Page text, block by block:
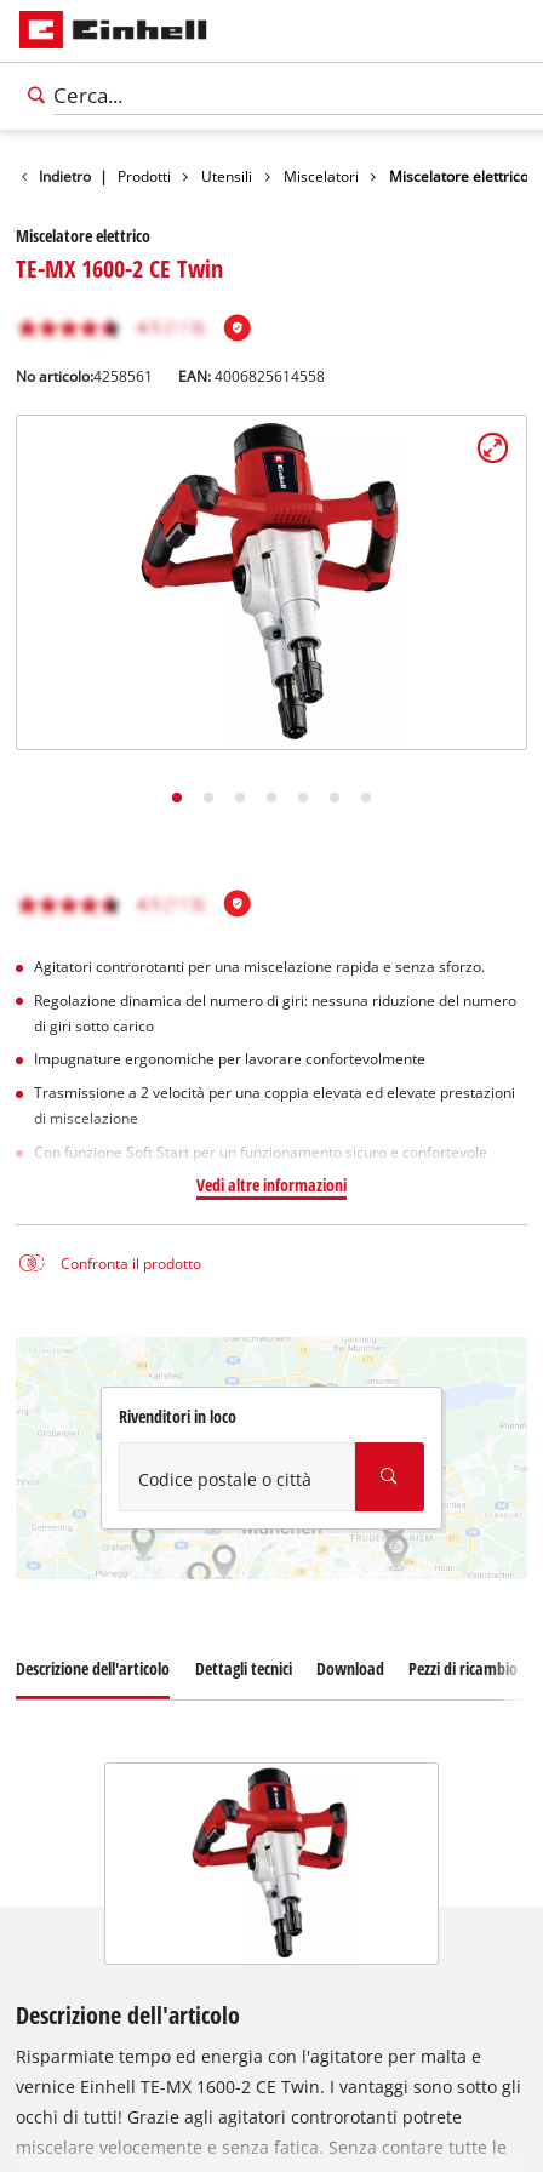
Indietro | Prodotti Utensili Miscelatori Miscelatore elettrico
Miscelatore elettrico
TE-MX 1600-2 CE Twin
No articolo:4258561 EAN:4006825614558
Agitatori controrotanti per una miscelazione rapida e senza sforzo.
Regolazione dinamica del numero di giri: nessuna riduzione del numero
di giri sotto carico
Impugnature ergonomiche per lavorare confortevolmente
Trasmissione a 2 velocità per una coppia elevata ed elevate prestazioni
di miscelazione
Con funzione Soft Start per un funzionamento sicuro e confortevole
Vedi altre informazioni
Confronta il prodotto
Rivenditori in loco
Codice postale o città
Descrizione dell'articolo Dettagli tecnici Download Pezzi di ricambio
Descrizione dell'articolo
Risparmiate tempo ed energia con l'agitatore per malta e
vernice Einhell TE-MX 1600-2 CE Twin. I vantaggi sono sotto gli
occhi di tutti! Grazie agli agitatori controrotanti potrete
miscelare velocemente e senza fatica. Senza contare tutte le